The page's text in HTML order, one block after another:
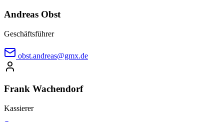
Andreas Obst
Geschäftsführer
obst.andreas@gmx.de
Frank Wachendorf
Kassierer